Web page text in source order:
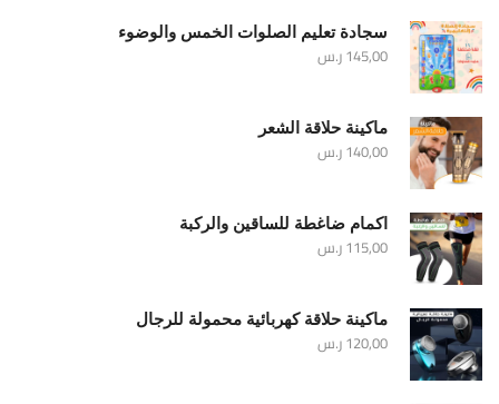
سجادة تعليم الصلوات الخمس والوضوء
145,00ر.س
ماكينة حلاقة الشعر
140,00ر.س
اكمام ضاغطة للساقين والركبة
115,00ر.س
ماكينة حلاقة كهربائية محمولة للرجال
120,00ر.س